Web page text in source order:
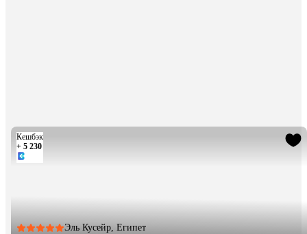
Кешбэк
+ 5 230
Эль Кусейр, Египет